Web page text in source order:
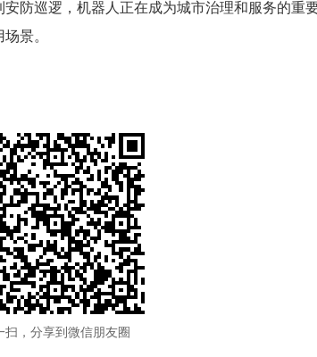
防巡逻，机器人正在成为城市治理和服务的重
景。
扫，分享到微信朋友圈